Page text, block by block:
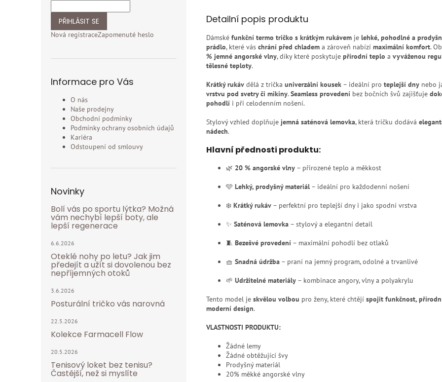
PŘIHLÁSIT SE
Nová registraceZapomenuté heslo
Informace pro Vás
O nás
Naše prodejny
Obchodní podmínky
Podmínky ochrany osobních údajů
Kariéra
Odstoupení od smlouvy
Novinky
Bolí vás po sportu lýtka? Možná
vám nechybí lepší boty, ale
lepší regenerace
6.6.2026
Oteklé nohy po letu? Jak jim
předejít a užít si dovolenou bez
nepříjemných otoků
3.6.2026
Posturální tričko vás narovná
22.5.2026
Kolekce Farmacell Flow
20.5.2026
Tenisový loket bez tenisu?
Častější, než si myslíte
Detailní popis produktu
Dámské funkční termo tričko s krátkým rukávem je lehké, pohodlné a
prádlo, které vás chrání před chladem a zároveň nabízí maximální komfort.
% jemné angorské vlny, díky které poskytuje přírodní teplo a vyváženou
tělesné teploty.
Krátký rukáv dělá z trička univerzální kousek – ideální pro teplejší dny nebo
vrstvu pod svetry či mikiny.Seamless provedení bez bočních švů zajišťuje
pohodlí i při celodenním nošení.
Stylový vzhled doplňuje jemná saténová lemovka, která tričku dodává
nádech.
Hlavní přednosti produktu:
🌿 20 % angorské vlny – přirozené teplo a měkkost
🩵 Lehký, prodyšný materiál – ideální pro každodenní nošení
❄️ Krátký rukáv – perfektní pro teplejší dny i jako spodní vrstva
✨ Saténová lemovka – stylový a elegantní detail
🧵 Bezešvé provedení – maximální pohodlí bez otlaků
🧺 Snadná údržba – praní na jemný program, odolné a trvanlivé
🌱 Udržitelné materiály – kombinace angory, vlny a polyakrylu
Tento model je skvělou volbou pro ženy, které chtějí spojit funkčnost,
moderní design.
VLASTNOSTI PRODUKTU:
Žádné lemy
Žádné obtěžující švy
Prodyšný materiál
20% měkké angorské vlny